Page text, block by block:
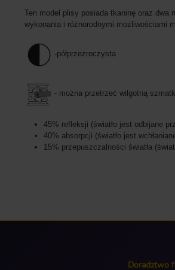
Ten model plisy posiada tkaninę oraz dwa
wykonania i różnorodnymi możliwościami
-półprzezroczysta
- można przetrzeć wilgotną
45% refleksji (światło jest odbijane
40% absorpcji (światło jest
15% przepuszczalności światła
Doradztwo